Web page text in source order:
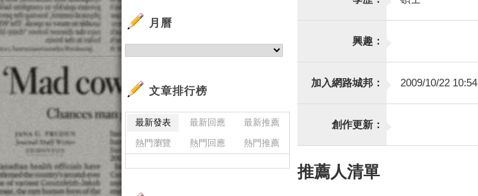
興趣：
加入網路城邦： 2009/10/22 10:54
創作更新：
推薦人清單
月曆
文章排行榜
最新發表 最新回應
最新推薦
熱門瀏覽
熱門回應 熱門推薦